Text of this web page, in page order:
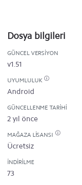
Dosya bilgileri
GÜNCEL VERSIYON
v1.51
UYUMLULUK
Android
GÜNCELLENME TARIHI
2 yıl önce
MAĞAZA LISANSI
Ücretsiz
İNDIRILME
73